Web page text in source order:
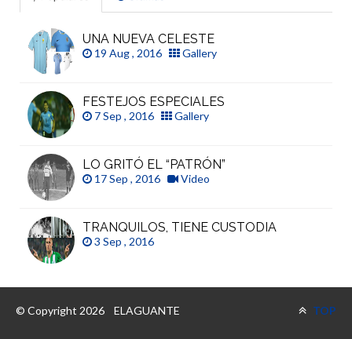
UNA NUEVA CELESTE
19 Aug , 2016 Gallery
FESTEJOS ESPECIALES
7 Sep , 2016 Gallery
LO GRITÓ EL “PATRÓN”
17 Sep , 2016 Video
TRANQUILOS, TIENE CUSTODIA
3 Sep , 2016
© Copyright 2026 ELAGUANTE TOP